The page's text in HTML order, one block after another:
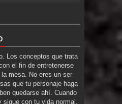
Los conceptos que trata
el fin de entretenerse
mesa. No eres un ser
que tu personaje haga
quedarse ahí. Cuando
con tu vida normal.